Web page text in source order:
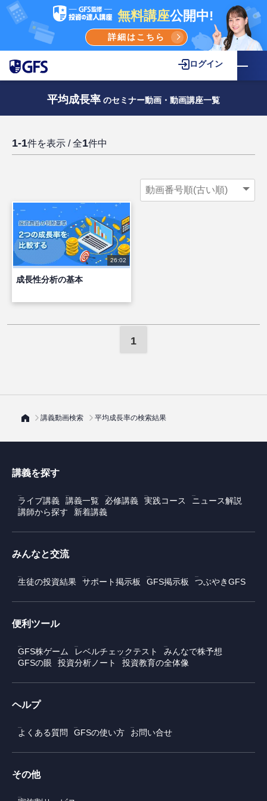
無料講座公開中!
詳細はこちら
ログイン
平均成長率 のセミナー動画・動画講座一覧
1-1件を表示 / 全1件中
26:02
成長性分析の基本
1
講義動画検索 平均成長率の検索結果
講義を探す
ライブ講義 講義一覧 必修講義 実践コース
ニュース解説
講師から探す
新着講義
みんなと交流
生徒の投資結果 サポート掲示板 GFS掲示板 つぶやきGFS
便利ツール
GFS株ゲーム レベルチェックテスト
みんなで株予想
GFSの眼
投資分析ノート 投資教育の全体像
ヘルプ
よくある質問 GFSの使い方 お問い合せ
その他